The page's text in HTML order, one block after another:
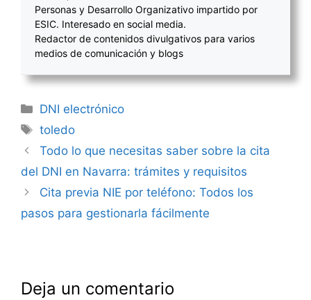
Personas y Desarrollo Organizativo impartido por
ESIC. Interesado en social media.
Redactor de contenidos divulgativos para varios
medios de comunicación y blogs
Categorías
DNI electrónico
Etiquetas
toledo
Navegación
de
Todo lo que necesitas saber sobre la cita
del DNI en Navarra: trámites y requisitos
Cita previa NIE por teléfono: Todos los
pasos para gestionarla fácilmente
Deja un comentario